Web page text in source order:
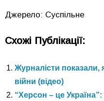
Джерело: Суспільне
Схожі Публікації:
Журналісти показали,
війни (відео)
“Херсон – це